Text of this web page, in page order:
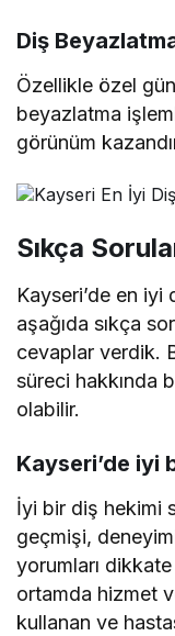
Diş
Özellikle özel
beyazlatma
görünüm
Sıkça
Kayseri’de en
aşağıda sıkça
cevaplar verdik.
süreci hakkında
olabilir.
Kayseri’de iyi
İyi bir diş hekimi
geçmişi,
yorumları dikkate
ortamda hizmet
kullanan ve